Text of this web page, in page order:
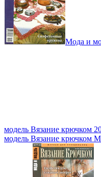
Мода и
модель Вязание крючком
модель Вязание крючком